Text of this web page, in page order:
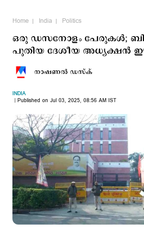
Home India Politics
ഒരു ഡസനോളം പേരുകള്‍;
പുതിയ ദേശീയ അധ്യക്ഷന്‍
നാഷണല്‍ ഡസ്ക്
INDIA
Published on Jul 03, 2025, 08:56 AM IST